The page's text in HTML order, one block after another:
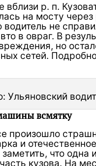
р. п.
на мосту через
водитель не
в овраг. В
но
сетей.
Ульяновский
всмятку
произошло
и
что одна
кузова. На